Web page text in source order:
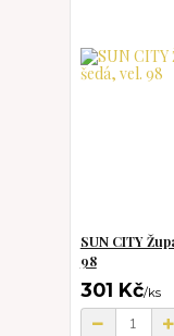
SUN CITY
98
301 Kč/ks